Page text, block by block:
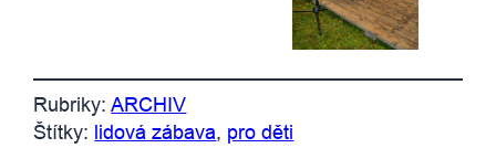
Rubriky:ARCHIV
Štítky: lidová zábava, pro děti